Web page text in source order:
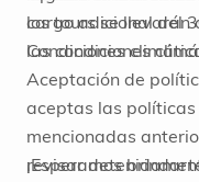
cargo adicional del
Condiciones
los tours se llevarán
las condiciones
Aceptación de
aceptas las
mencionadas
revisar
¡Esperamos